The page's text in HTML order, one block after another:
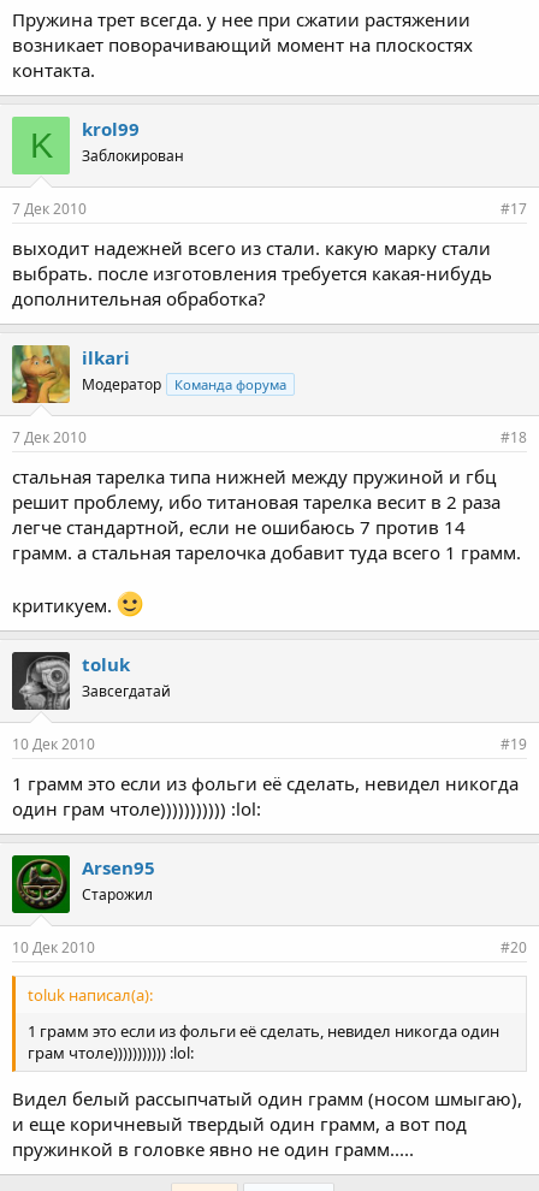
Пружина трет всегда. у нее при сжатии растяжении
возникает поворачивающий момент на плоcкостях
контакта.
K krol99
Заблокирован
7 Дек 2010 #17
выходит надежней всего из стали. какую марку стали
выбрать. после изготовления требуется какая-нибудь
дополнительная обработка?
ilkari
Модератор Команда форума
7 Дек 2010 #18
стальная тарелка типа нижней между пружиной и гбц
решит проблему, ибо титановая тарелка весит в 2 раза
легче стандартной, если не ошибаюсь 7 против 14
грамм. а стальная тарелочка добавит туда всего 1 грамм.
критикуем.
toluk
Завсегдатай
10 Дек 2010 #19
1 грамм это если из фольги её сделать, невидел никогда
один грам чтоле))))))))))) :lol:
Arsen95
Старожил
10 Дек 2010 #20
toluk написал(а):
1 грамм это если из фольги её сделать, невидел никогда один
грам чтоле))))))))))) :lol:
Видел белый рассыпчатый один грамм (носом шмыгаю),
и еще коричневый твердый один грамм, а вот под
пружинкой в головке явно не один грамм.....